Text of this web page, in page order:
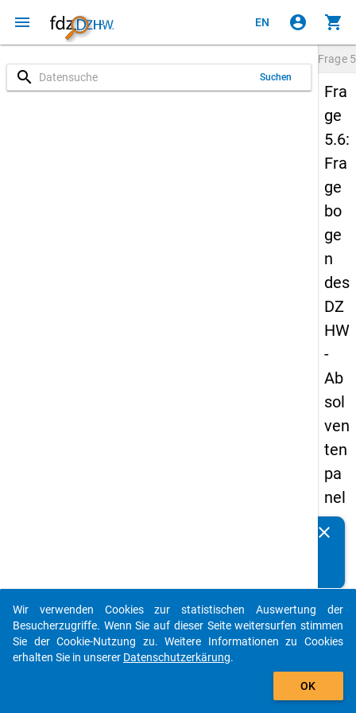
menu EN account_circle shopping_cart
search Suchen
Frage
Fra
ge
5.6:
Fra
ge
bo
ge
n
des
DZ
HW
-
Ab
sol
ven
ten
pa
nel
s
-
zw
eit
clear
auto_stories
add_shopping_cart
Wir verwenden Cookies zur statistischen Auswertung der
Besucherzugriffe. Wenn Sie auf dieser Seite weitersurfen stimmen
Sie der Cookie-Nutzung zu. Weitere Informationen zu Cookies
erhalten Sie in unserer Datenschutzerkärung.
OK